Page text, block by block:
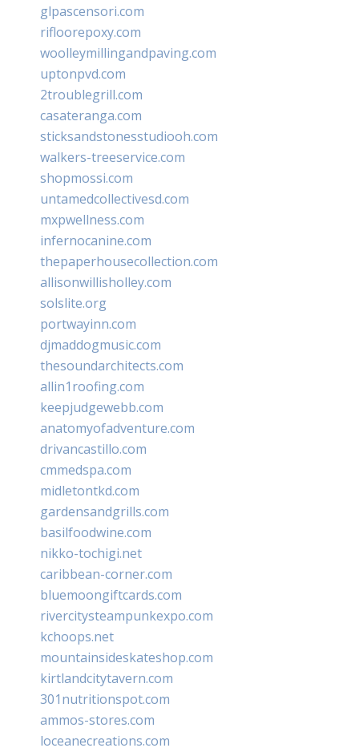
glpascensori.com
rifloorepoxy.com
woolleymillingandpaving.com
uptonpvd.com
2troublegrill.com
casateranga.com
sticksandstonesstudiooh.com
walkers-treeservice.com
shopmossi.com
untamedcollectivesd.com
mxpwellness.com
infernocanine.com
thepaperhousecollection.com
allisonwillisholley.com
solslite.org
portwayinn.com
djmaddogmusic.com
thesoundarchitects.com
allin1roofing.com
keepjudgewebb.com
anatomyofadventure.com
drivancastillo.com
cmmedspa.com
midletontkd.com
gardensandgrills.com
basilfoodwine.com
nikko-tochigi.net
caribbean-corner.com
bluemoongiftcards.com
rivercitysteampunkexpo.com
kchoops.net
mountainsideskateshop.com
kirtlandcitytavern.com
301nutritionspot.com
ammos-stores.com
loceanecreations.com